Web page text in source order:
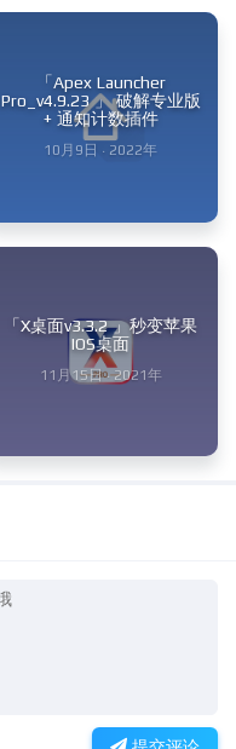
「Apex Launcher
Pro_v4.9.23 」 破解专业版
+ 通知计数插件
10月9日 · 2022年
「X桌面v3.3.2 」秒变苹果
IOS桌面
11月15日 · 2021年